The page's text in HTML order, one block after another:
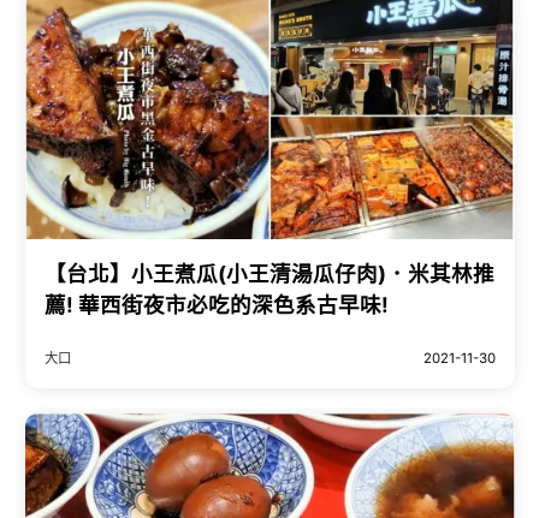
【台北】小王煮瓜(小王清湯瓜仔肉)．米其林推
薦! 華西街夜市必吃的深色系古早味!
大口 2021-11-30